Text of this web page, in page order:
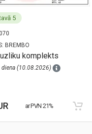
5
BREMBO
komplekts
diena (10.08.2026)
ar PVN 21%